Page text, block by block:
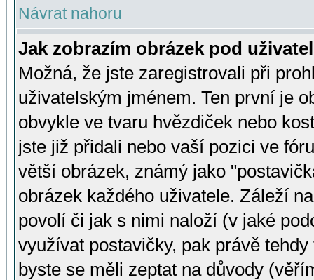
Návrat nahoru
Jak zobrazím obrázek pod
Možná, že jste zaregistrovali při
uživatelským jménem. Ten první je
obvykle ve tvaru hvězdiček nebo
jste již přidali nebo vaší pozici ve
větší obrázek, známý jako
obrázek každého uživatele. Záleží
povolí či jak s nimi naloží (v jaké
využívat postavičky, pak právě
byste se měli zeptat na důvody